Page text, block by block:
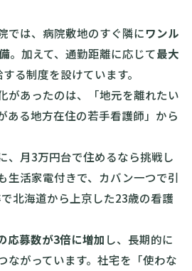
では、病院敷地のすぐ隣にワンル
。加えて、通勤距離に応じて最大
る制度を設けています。
があったのは、「地元を離れたい
ある地方在住の若手看護師」から
、月3万円台で住めるなら挑戦し
生活家電付きで、カバン一つで引
北海道から上京した23歳の看護
応募数が3倍に増加 し、長期的に
ながっています。社宅を「使わな